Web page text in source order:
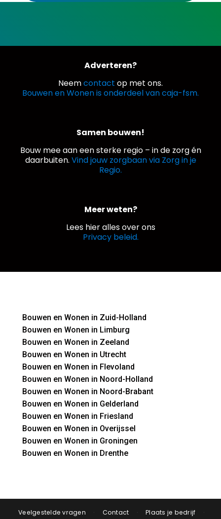
Adverteren?
Neemcontact op met ons.
Bouwen en Wonen is onderdeel van caja-fsm.
Samen bouwen!
Bouw mee aan een sterke regio – in de zorg én
daarbuiten. Vind jouw zorgbaan via Zorg in je
Regio.
Meer weten?
Lees hier alles over ons
Privacy beleid.
Bouwen en Wonen in Zuid-Holland
Bouwen en Wonen in Limburg
Bouwen en Wonen in Zeeland
Bouwen en Wonen in Utrecht
Bouwen en Wonen in Flevoland
Bouwen en Wonen in Noord-Holland
Bouwen en Wonen in Noord-Brabant
Bouwen en Wonen in Gelderland
Bouwen en Wonen in Friesland
Bouwen en Wonen in Overijssel
Bouwen en Wonen in Groningen
Bouwen en Wonen in Drenthe
Veelgestelde vragen · Contact · Plaats je bedrijf
·